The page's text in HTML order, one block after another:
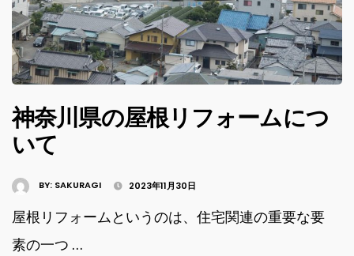
神奈川県の屋根リフォームにつ
いて
BY: SAKURAGI 2023年11月30日
屋根リフォームというのは、住宅関連の重要な要
素の一つ …